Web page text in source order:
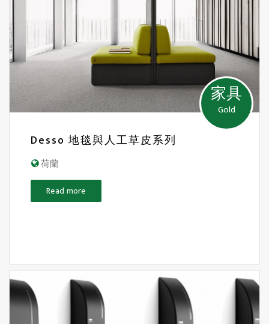
家具
Gold
Desso 地毯與人工草皮系列
荷蘭
Read more